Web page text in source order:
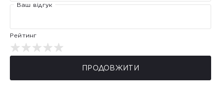
Ваш відгук
Рейтинг
ПРОДОВЖИТИ